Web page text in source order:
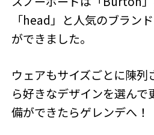
「head」と人気のブラン
ができました。
ウェアもサイズごとに陳列
ら好きなデザインを選んで
備ができたらゲレンデへ！